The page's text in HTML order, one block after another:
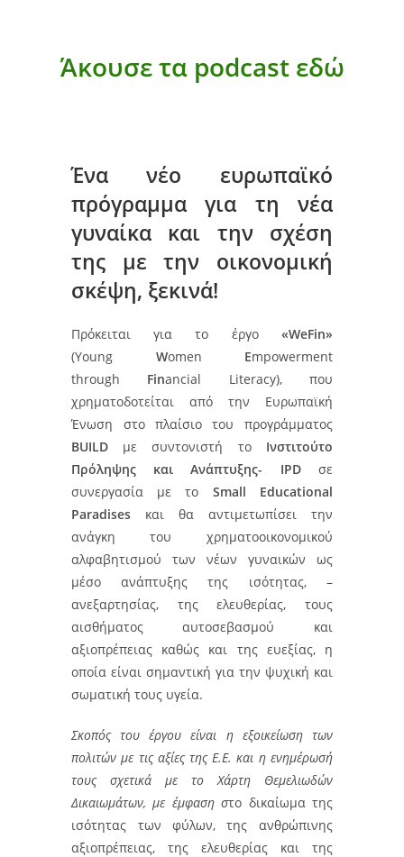
Άκουσε τα podcast εδώ
Ένα νέο ευρωπαϊκό
πρόγραμμα για τη νέα
γυναίκα και την σχέση
της με την οικονομική
σκέψη, ξεκινά!
Πρόκειται για το έργο «WeFin»
(Young Women Empowerment
through Financial Literacy), που
χρηματοδοτείται από την Ευρωπαϊκή
Ένωση στο πλαίσιο του προγράμματος
BUILD με συντονιστή τοΙνστιτούτο
Πρόληψης και Ανάπτυξης- IPDσε
συνεργασία με το Small Educational
Paradises και θα αντιμετωπίσει την
ανάγκη του χρηματοοικονομικού
αλφαβητισμού των νέων γυναικών ως
μέσο ανάπτυξης της ισότητας, –
ανεξαρτησίας, της ελευθερίας, τους
αισθήματος αυτοσεβασμού και
αξιοπρέπειας καθώς και της ευεξίας, η
οποία είναι σημαντική για την ψυχική και
σωματική τους υγεία.
Σκοπός του έργου είναι η εξοικείωση των
πολιτών με τις αξίες της Ε.Ε. και η ενημέρωσή
τους σχετικά με το Χάρτη Θεμελιωδών
Δικαιωμάτων, με έμφαση στο δικαίωμα της
ισότητας των φύλων, της ανθρώπινης
αξιοπρέπειας, της ελευθερίας και της